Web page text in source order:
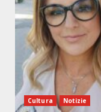
Cultura Notizie